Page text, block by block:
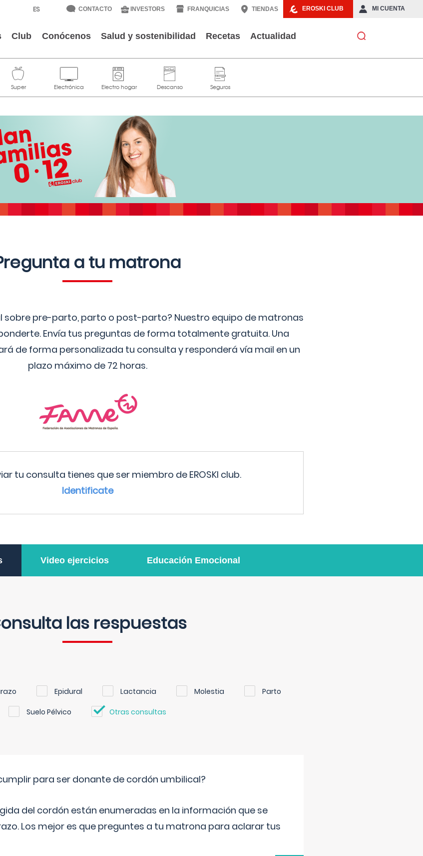
EROSKI CLUB MI CUENTA
CONTACTO INVESTORS FRANQUICIAS TIENDAS
Club Conócenos Salud y sostenibilidad Recetas Actualidad
a tu matrona
sobre pre-parto, parto o post-parto? Nuestro equipo de matronas
Envía tus preguntas de forma totalmente gratuita. Una
de forma personalizada tu consulta y responderá vía mail en un
plazo máximo de 72 horas.
tu consulta tienes que ser miembro de EROSKI club.
Identificate
Video ejercicios Educación Emocional
las respuestas
Epidural Lactancia Molestia Parto
Suelo Pélvico Otras consultas
para ser donante de cordón umbilical?
del cordón están enumeradas en la información que se
Los mejor es que preguntes a tu matrona para aclarar tus